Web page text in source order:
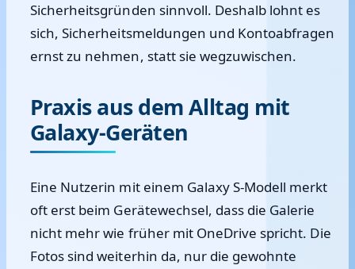
Sicherheitsgründen sinnvoll. Deshalb lohnt es
sich, Sicherheitsmeldungen und Kontoabfragen
ernst zu nehmen, statt sie wegzuwischen.
Praxis aus dem Alltag mit
Galaxy-Geräten
Eine Nutzerin mit einem Galaxy S-Modell merkt
oft erst beim Gerätewechsel, dass die Galerie
nicht mehr wie früher mit OneDrive spricht. Die
Fotos sind weiterhin da, nur die gewohnte